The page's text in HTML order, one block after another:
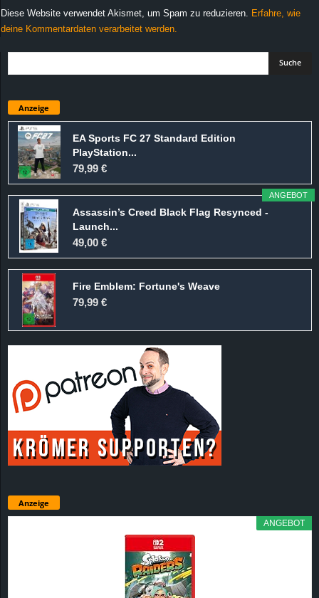
Diese Website verwendet Akismet, um Spam zu reduzieren.
Erfahre, wie
deine Kommentardaten verarbeitet werden.
Anzeige
EA Sports FC 27 Standard Edition
PlayStation...
79,99 €
ANGEBOT
Assassin’s Creed Black Flag Resynced -
Launch...
49,00 €
Fire Emblem: Fortune's Weave
79,99 €
Anzeige
ANGEBOT